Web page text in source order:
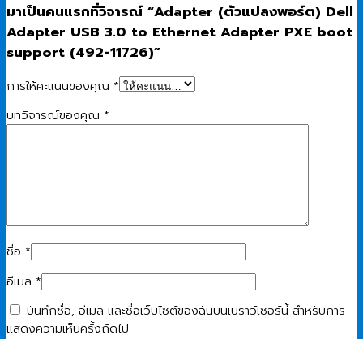
มาเป็นคนแรกที่วิจารณ์ “Adapter (ตัวแปลงพอร์ต) Dell
Adapter USB 3.0 to Ethernet Adapter PXE boot
support (492-11726)”
การให้คะแนนของคุณ *
บทวิจารณ์ของคุณ *
ชื่อ *
อีเมล *
บันทึกชื่อ, อีเมล และชื่อเว็บไซต์ของฉันบนเบราว์เซอร์นี้ สำหรับการ
แสดงความเห็นครั้งถัดไป